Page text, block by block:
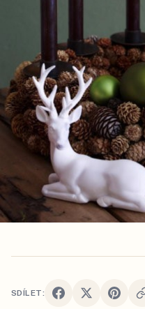
SDÍLET: